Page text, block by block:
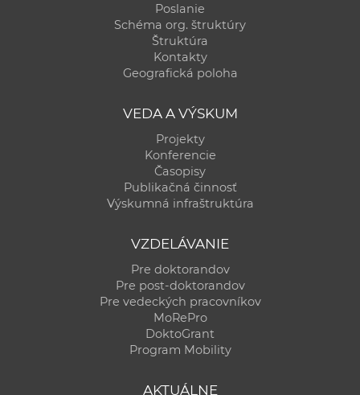
Poslanie
Schéma org. štruktúry
Štruktúra
Kontakty
Geografická poloha
VEDA A VÝSKUM
Projekty
Konferencie
Časopisy
Publikačná činnosť
Výskumná infraštruktúra
VZDELÁVANIE
Pre doktorandov
Pre post-doktorandov
Pre vedeckých pracovníkov
MoRePro
DoktoGrant
Program Mobility
AKTUÁLNE